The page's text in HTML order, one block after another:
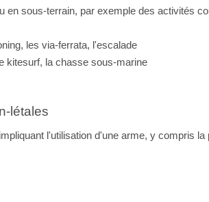
en sous-terrain, par exemple des activités
les via-ferrata, l'escalade
kitesurf, la chasse sous-marine
létales
l'utilisation d'une arme, y compris